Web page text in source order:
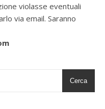
violasse eventuali
via email. Saranno
Cerca